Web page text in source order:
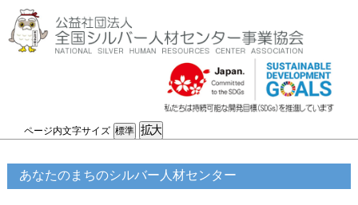
ページ内文字サイズ
あなたのまちのシルバー人材センター